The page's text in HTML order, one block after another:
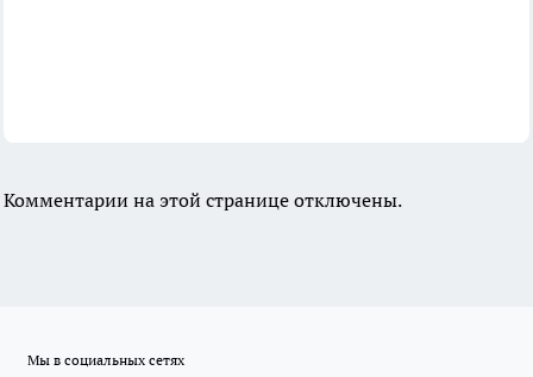
Комментарии на этой странице отключены.
Мы в социальных сетях